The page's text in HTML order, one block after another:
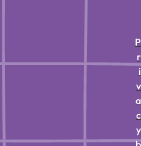
P
r
i
v
a
c
y